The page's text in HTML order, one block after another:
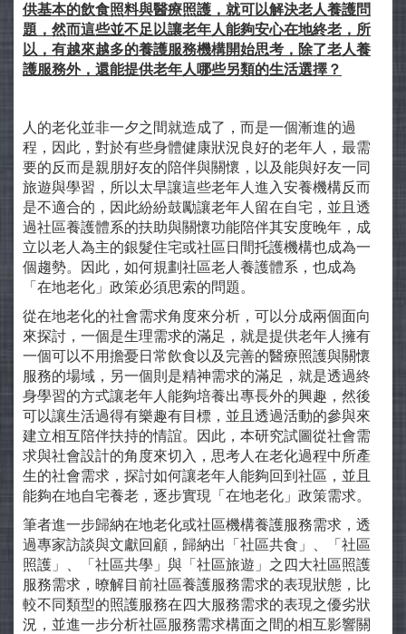
供基本的飲食照料與醫療照護，就可以解決老人養護問
題，然而這些並不足以讓老年人能夠安心在地終老，所
以，有越來越多的養護服務機構開始思考，除了老人養
護服務外，還能提供老年人哪些另類的生活選擇？
人的老化並非一夕之間就造成了，而是一個漸進的過
程，因此，對於有些身體健康狀況良好的老年人，最需
要的反而是親朋好友的陪伴與關懷，以及能與好友一同
旅遊與學習，所以太早讓這些老年人進入安養機構反而
是不適合的，因此紛紛鼓勵讓老年人留在自宅，並且透
過社區養護體系的扶助與關懷功能陪伴其安度晚年，成
立以老人為主的銀髮住宅或社區日間托護機構也成為一
個趨勢。因此，如何規劃社區老人養護體系，也成為
「在地老化」政策必須思索的問題。
從在地老化的社會需求角度來分析，可以分成兩個面向
來探討，一個是生理需求的滿足，就是提供老年人擁有
一個可以不用擔憂日常飲食以及完善的醫療照護與關懷
服務的場域，另一個則是精神需求的滿足，就是透過終
身學習的方式讓老年人能夠培養出專長外的興趣，然後
可以讓生活過得有樂趣有目標，並且透過活動的參與來
建立相互陪伴扶持的情誼。因此，本研究試圖從社會需
求與社會設計的角度來切入，思考人在老化過程中所產
生的社會需求，探討如何讓老年人能夠回到社區，並且
能夠在地自宅養老，逐步實現「在地老化」政策需求。
筆者進一步歸納在地老化或社區機構養護服務需求，透
過專家訪談與文獻回顧，歸納出「社區共食」、「社區
照護」、「社區共學」與「社區旅遊」之四大社區照護
服務需求，暸解目前社區養護服務需求的表現狀態，比
較不同類型的照護服務在四大服務需求的表現之優劣狀
況，並進一步分析社區服務需求構面之間的相互影響關